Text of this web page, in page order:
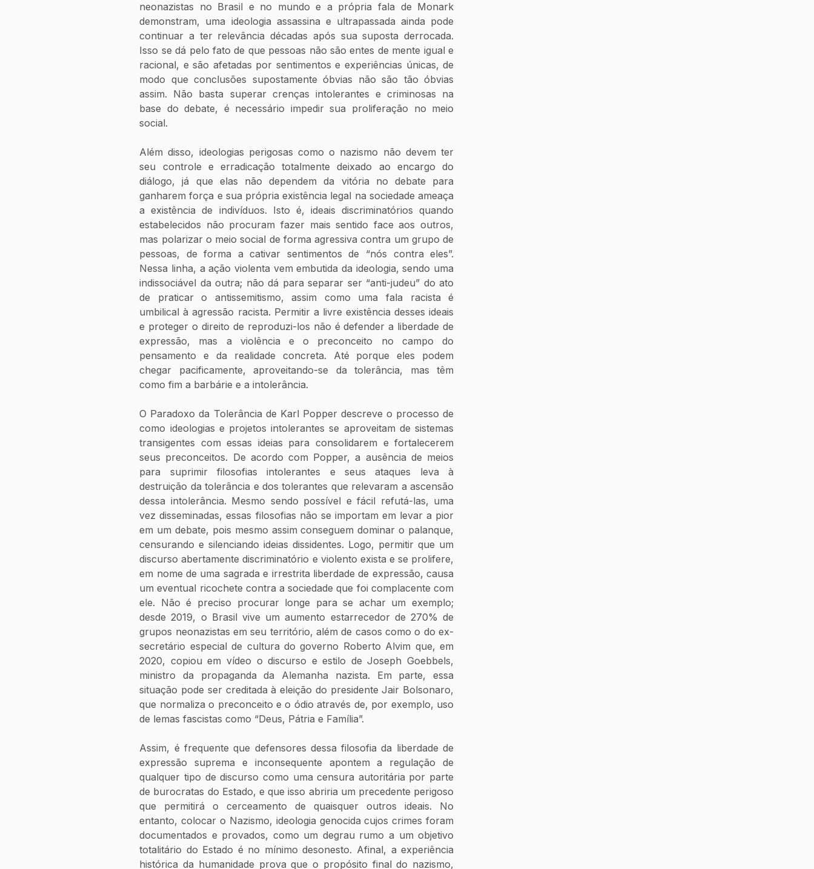
neonazistas no Brasil e no mundo e a própria fala de Monark
demonstram, uma ideologia assassina e ultrapassada ainda pode
continuar a ter relevância décadas após sua suposta derrocada.
Isso se dá pelo fato de que pessoas não são entes de mente igual e
racional, e são afetadas por sentimentos e experiências únicas, de
modo que conclusões supostamente óbvias não são tão óbvias
assim. Não basta superar crenças intolerantes e criminosas na
base do debate, é necessário impedir sua proliferação no meio
social.
Além disso, ideologias perigosas como o nazismo não devem ter
seu controle e erradicação totalmente deixado ao encargo do
diálogo, já que elas não dependem da vitória no debate para
ganharem força e sua própria existência legal na sociedade ameaça
a existência de indivíduos. Isto é, ideais discriminatórios quando
estabelecidos não procuram fazer mais sentido face aos outros,
mas polarizar o meio social de forma agressiva contra um grupo de
pessoas, de forma a cativar sentimentos de “nós contra eles”.
Nessa linha, a ação violenta vem embutida da ideologia, sendo uma
indissociável da outra; não dá para separar ser “anti-judeu” do ato
de praticar o antissemitismo, assim como uma fala racista é
umbilical à agressão racista. Permitir a livre existência desses ideais
e proteger o direito de reproduzi-los não é defender a liberdade de
expressão, mas a violência e o preconceito no campo do
pensamento e da realidade concreta. Até porque eles podem
chegar pacificamente, aproveitando-se da tolerância, mas têm
como fim a barbárie e a intolerância.
O Paradoxo da Tolerância de Karl Popper descreve o processo de
como ideologias e projetos intolerantes se aproveitam de sistemas
transigentes com essas ideias para consolidarem e fortalecerem
seus preconceitos. De acordo com Popper, a ausência de meios
para suprimir filosofias intolerantes e seus ataques leva à
destruição da tolerância e dos tolerantes que relevaram a ascensão
dessa intolerância. Mesmo sendo possível e fácil refutá-las, uma
vez disseminadas, essas filosofias não se importam em levar a pior
em um debate, pois mesmo assim conseguem dominar o palanque,
censurando e silenciando ideias dissidentes. Logo, permitir que um
discurso abertamente discriminatório e violento exista e se prolifere,
em nome de uma sagrada e irrestrita liberdade de expressão, causa
um eventual ricochete contra a sociedade que foi complacente com
ele. Não é preciso procurar longe para se achar um exemplo;
desde 2019, o Brasil vive um aumento estarrecedor de 270% de
grupos neonazistas em seu território, além de casos como o do ex-
secretário especial de cultura do governo Roberto Alvim que, em
2020, copiou em vídeo o discurso e estilo de Joseph Goebbels,
ministro da propaganda da Alemanha nazista. Em parte, essa
situação pode ser creditada à eleição do presidente Jair Bolsonaro,
que normaliza o preconceito e o ódio através de, por exemplo, uso
de lemas fascistas como “Deus, Pátria e Família”.
Assim, é frequente que defensores dessa filosofia da liberdade de
expressão suprema e inconsequente apontem a regulação de
qualquer tipo de discurso como uma censura autoritária por parte
de burocratas do Estado, e que isso abriria um precedente perigoso
que permitirá o cerceamento de quaisquer outros ideais. No
entanto, colocar o Nazismo, ideologia genocida cujos crimes foram
documentados e provados, como um degrau rumo a um objetivo
totalitário do Estado é no mínimo desonesto. Afinal, a experiência
histórica da humanidade prova que o propósito final do nazismo,